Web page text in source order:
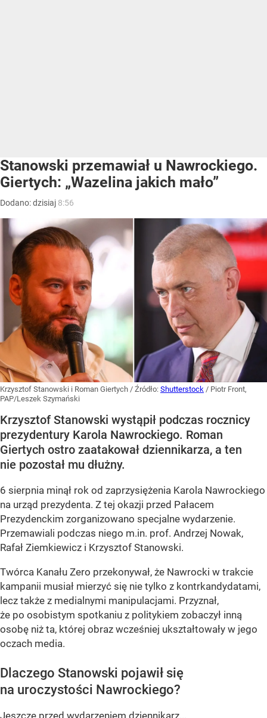
Stanowski przemawiał u Nawrockiego.
Giertych: „Wazelina jakich mało”
Dodano:dzisiaj 8:56
Krzysztof Stanowski i Roman Giertych / Źródło: Shutterstock / Piotr Front,
PAP/Leszek Szymański
Krzysztof Stanowski wystąpił podczas rocznicy
prezydentury Karola Nawrockiego. Roman
Giertych ostro zaatakował dziennikarza, a ten
nie pozostał mu dłużny.
6 sierpnia minął rok od zaprzysiężenia Karola Nawrockiego
na urząd prezydenta. Z tej okazji przed Pałacem
Prezydenckim zorganizowano specjalne wydarzenie.
Przemawiali podczas niego m.in. prof. Andrzej Nowak,
Rafał Ziemkiewicz i Krzysztof Stanowski.
Twórca Kanału Zero przekonywał, że Nawrocki w trakcie
kampanii musiał mierzyć się nie tylko z kontrkandydatami,
lecz także z medialnymi manipulacjami. Przyznał,
że po osobistym spotkaniu z politykiem zobaczył inną
osobę niż ta, której obraz wcześniej ukształtowały w jego
oczach media.
Dlaczego Stanowski pojawił się
na uroczystości Nawrockiego?